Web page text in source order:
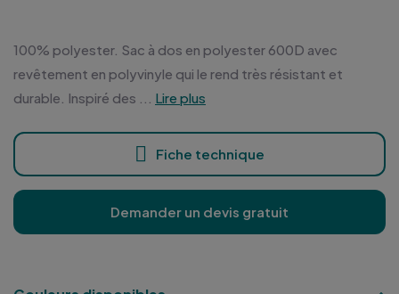
100% polyester. Sac à dos en polyester 600D avec
revêtement en polyvinyle qui le rend très résistant et
durable. Inspiré des ...
Lire plus
Fiche technique
Demander un devis gratuit